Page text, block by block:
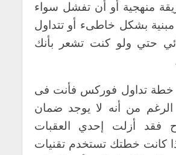
منهجية أو أن تفشل سواء
بشكل خاطىء أو تتداول
حتي ولو كنت تشعر بأنك
خطة تداول فوركس فأنت فى
الرغم من أنه لا يوجد ضمان
فقد أزلت إحدي العقبات
كانت خطتك تستخدم تقنيات